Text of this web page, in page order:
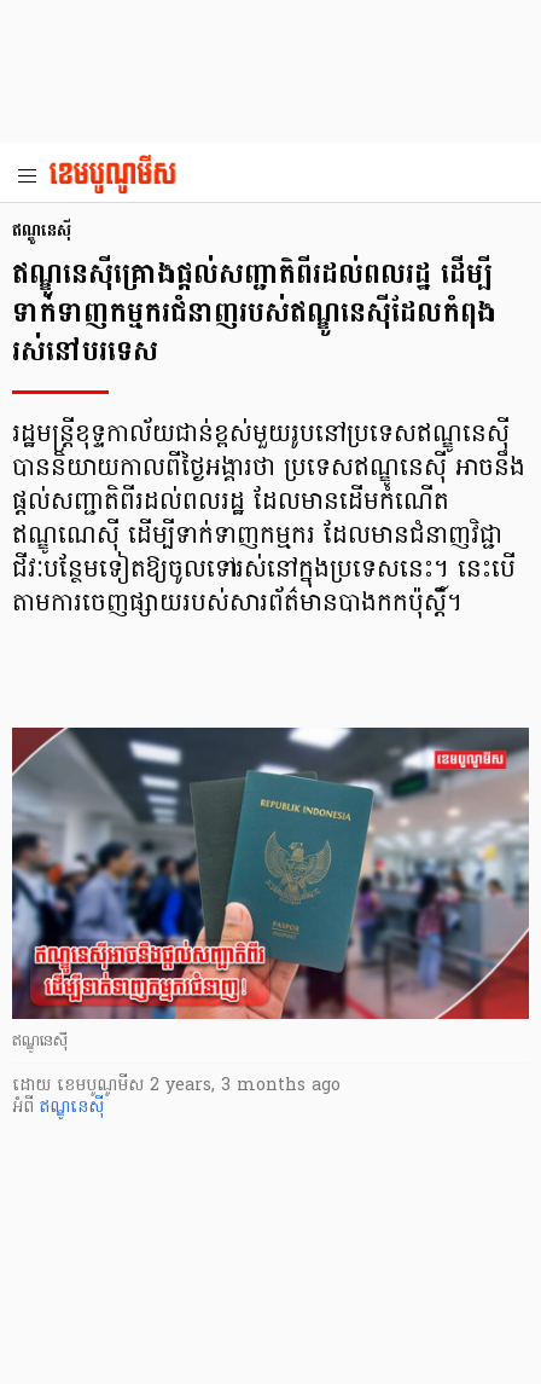
ឥណ្ឌូនេស៊ី
ឥណ្ឌូនេស៊ីគ្រោងផ្ដល់សញ្ជាតិពីរដល់ពលរដ្ឋ ដើម្បី
ទាក់ទាញកម្មករជំនាញរបស់ឥណ្ឌូនេស៊ីដែលកំពុង
រស់នៅបរទេស
រដ្ឋមន្ដ្រីខុទ្ទកាល័យជាន់ខ្ពស់មួយរូបនៅប្រទេសឥណ្ឌូនេស៊ី
បាននិយាយកាលពីថ្ងៃអង្គារថា ប្រទេសឥណ្ឌូនេស៊ី អាចនឹង
ផ្តល់សញ្ជាតិពីរដល់ពលរដ្ឋ ដែលមានដើមកំណើត
ឥណ្ឌូណេស៊ី ដើម្បីទាក់ទាញកម្មករ ដែលមានជំនាញវិជ្ជា
ជីវៈបន្ថែមទៀតឱ្យចូលទៅរស់នៅក្នុងប្រទេសនេះ។ នេះបើ
តាមការចេញផ្សាយរបស់សារព័ត៌មានបាងកកប៉ុស្តិ៍។
ឥណ្ឌូនេស៊ី
ដោយ ​ ខេមបូណូមីស 2 years, 3 months ago
អំពី ឥណ្ឌូនេស៊ី